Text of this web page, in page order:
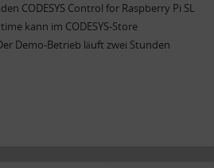
CODESYS Control for Raspberry Pi SL
kann im CODESYS-Store
Demo-Betrieb läuft zwei Stunden